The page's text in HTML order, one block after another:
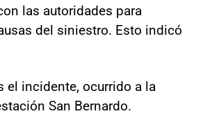
las autoridades para
del siniestro. Esto indicó
el incidente, ocurrido a la
San Bernardo.